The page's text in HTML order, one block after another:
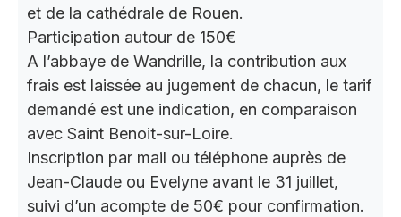
et de la cathédrale de Rouen.
Participation autour de 150€
A l’abbaye de Wandrille, la contribution aux
frais est laissée au jugement de chacun, le tarif
demandé est une indication, en comparaison
avec Saint Benoit-sur-Loire.
Inscription par mail ou téléphone auprès de
Jean-Claude ou Evelyne avant le 31 juillet,
suivi d’un acompte de 50€ pour confirmation.